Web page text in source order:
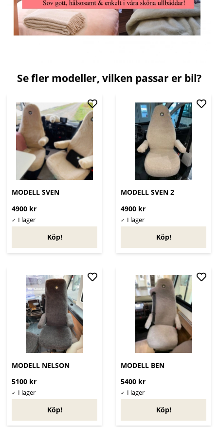
Se fler modeller, vilken passar er bil?
MODELL SVEN
4900 kr
Köp!
MODELL SVEN 2
4900 kr
Köp!
MODELL NELSON
5100 kr
Köp!
MODELL BEN
5400 kr
Köp!